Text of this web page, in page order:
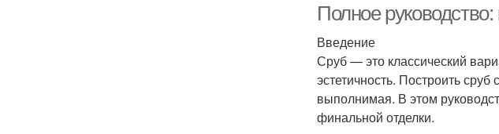
Полное
Введение
Сруб — это классический
эстетичность. Построить
выполнимая. В этом
финальной отделки.